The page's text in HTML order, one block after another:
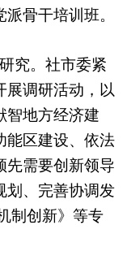
骨干培训班。
究。社市委紧
展调研活动，以
智地方经济建
能区建设、依法
先需要创新领导
划、完善协调发
制创新》等专